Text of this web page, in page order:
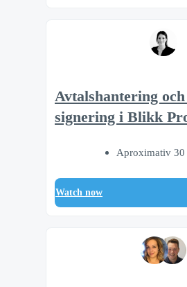
Avtalshantering och
signering i Blikk
Aproximativ 30
Watch now